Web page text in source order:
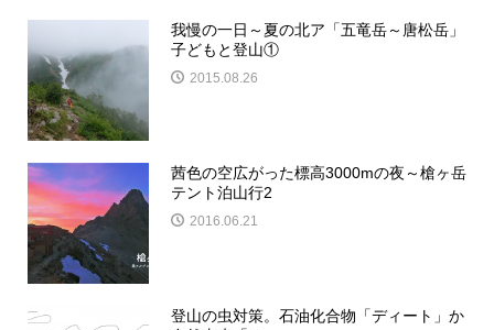
我慢の一日～夏の北ア「五竜岳～唐松岳」
子どもと登山①
2015.08.26
茜色の空広がった標高3000mの夜～槍ヶ岳
テント泊山行2
2016.06.21
登山の虫対策。石油化合物「ディート」か